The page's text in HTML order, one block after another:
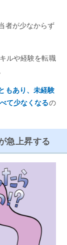
者が少なからず
ルや経験を転職
もあり、未経験
て少なくなるの
急上昇する